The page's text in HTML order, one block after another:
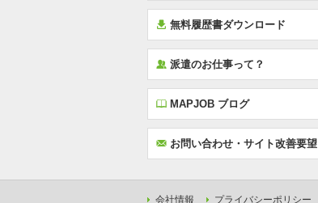
í 無料履歴書ダウンロード
‰ 派遣のお仕事って？
E MAPJOB ブログ
F お問い合わせ・サイト改善要望
会社情報 プライバシーポリシー